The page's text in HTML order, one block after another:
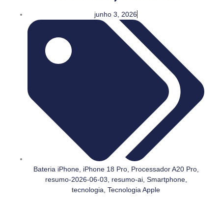
junho 3, 2026
Bateria iPhone, iPhone 18 Pro, Processador A20 Pro,
resumo-2026-06-03
resumo-ai, Smartphone,
tecnologia Tecnologia Apple